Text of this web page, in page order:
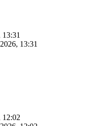
13:31
12:02